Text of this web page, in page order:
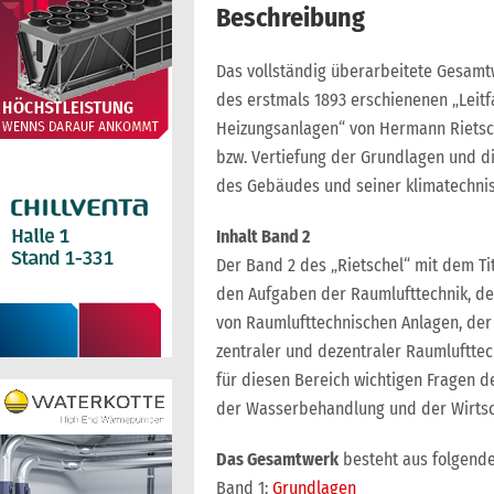
Beschreibung
Das vollständig überarbeitete
des erstmals 1893 erschienenen
Heizungsanlagen“ von Hermann
bzw. Vertiefung der Grundlagen und
des Gebäudes und seiner
Inhalt Band 2
Der Band 2 des „Rietschel“ mit dem
den Aufgaben der Raumlufttechnik,
von Raumlufttechnischen Anlagen,
zentraler und dezentraler
für diesen Bereich wichtigen Fragen
der Wasserbehandlung und der
Das Gesamtwerk besteht aus
Band 1: Grundlagen